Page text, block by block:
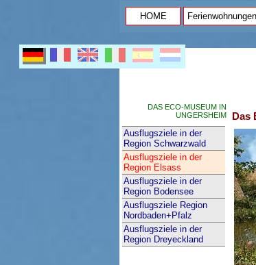
HOME
DAS ECO-MUSEUM IN
UNGERSHEIM
Ausflugsziele in der
Region Schwarzwald
Ausflugsziele in der
Region Elsass
Ausflugsziele in der
Region Bodensee
Ausflugsziele Region
Nordbaden+Pfalz
Ausflugsziele in der
Region Dreyeckland
Das